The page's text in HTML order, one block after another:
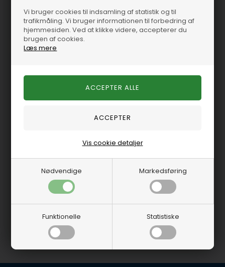
Vi bruger cookies til indsamling af statistik og til
trafikmåling. Vi bruger informationen til forbedring af
hjemmesiden. Ved at klikke videre, accepterer du
brugen af cookies.
Læs mere
Nødvendige Markedsføring
Funktionelle Statistiske
Vis cookie detaljer
168,75 DKK